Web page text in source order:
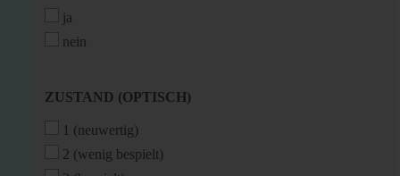
ja
nein
ZUSTAND
ZUSTAND (OPTISCH)
1 (neuwertig)
2 (wenig bespielt)